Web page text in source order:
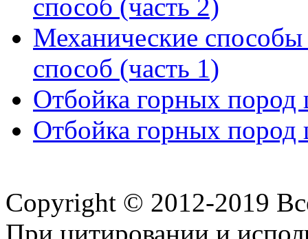
способ (часть 2)
Механические
способ (часть 1)
Отбойка горных
Отбойка горных
Copyright © 2012-2019
При цитировании и